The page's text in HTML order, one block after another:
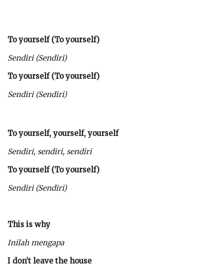
To yourself (To yourself)
Sendiri (Sendiri)
To yourself (To yourself)
Sendiri (Sendiri)
To yourself, yourself, yourself
Sendiri, sendiri, sendiri
To yourself (To yourself)
Sendiri (Sendiri)
This is why
Inilah mengapa
I don’t leave the house